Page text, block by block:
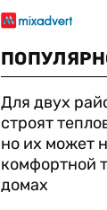
Для двух
строят
но их может
комфортной
домах